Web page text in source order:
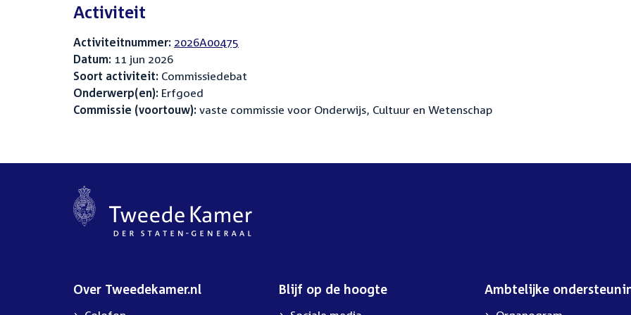
Activiteit
Activiteitnummer: 2026A00475
Datum: 11 jun 2026
Soort activiteit: Commissiedebat
Onderwerp(en): Erfgoed
Commissie (voortouw): vaste commissie voor Onderwijs, Cultuur en Wetenschap
Over Tweedekamer.nl Blijf op de hoogte Ambtelijke